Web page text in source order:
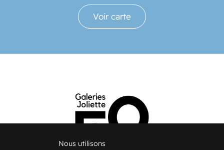
Voir carte
Nous utilisons